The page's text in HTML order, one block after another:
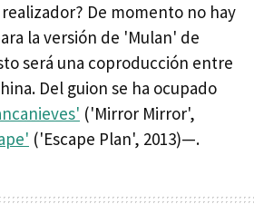
De momento no hay
la versión de 'Mulan' de
será una coproducción entre
Del guion se ha ocupado
('Mirror Mirror',
('Escape Plan', 2013)—.